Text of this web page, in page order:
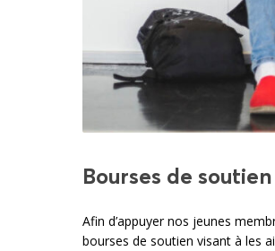
Bourses de
Afin d’appuyer nos jeunes
bourses de soutien visant à les